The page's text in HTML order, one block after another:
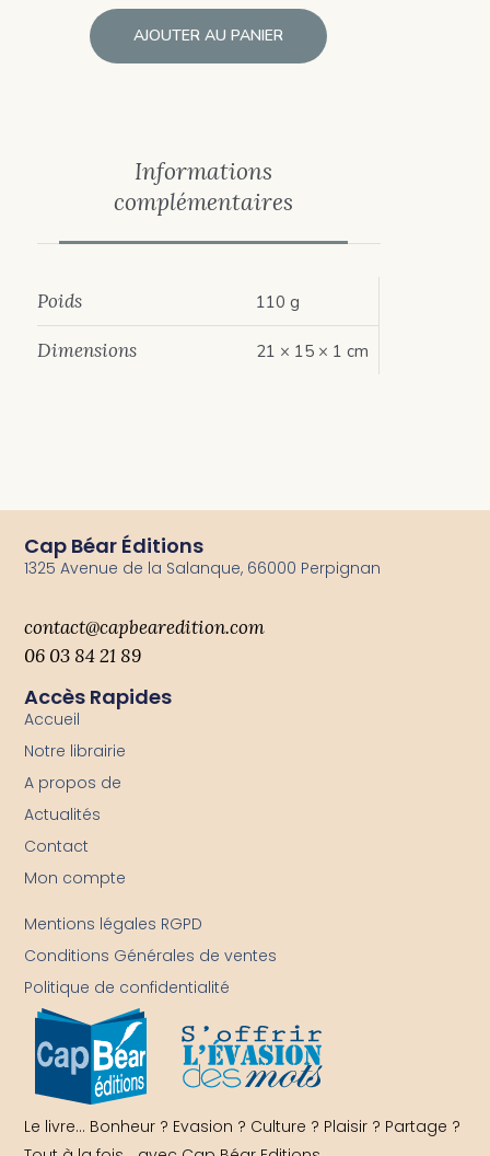
AJOUTER AU PANIER
Informations
complémentaires
Poids 110 g
Dimensions 21 × 15 × 1 cm
Le livre… Bonheur ? Evasion ? Culture ? Plaisir ? Partage ?
Accès Rapides
Accueil
Notre librairie
A propos de
Actualités
Contact
Mon compte
Mentions légales RGPD
Conditions Générales de ventes
Politique de confidentialité
Cap Béar Éditions
1325 Avenue de la Salanque, 66000 Perpignan
contact@capbearedition.com
06 03 84 21 89